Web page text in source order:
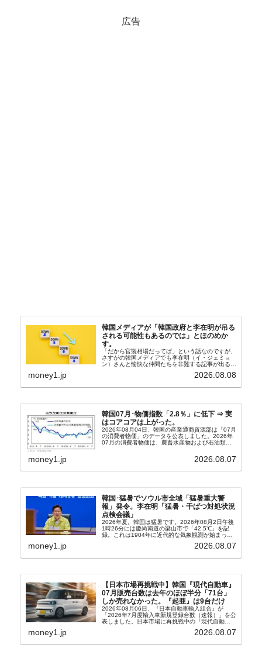
広告
韓国メディアが「韓国政府と李在明が吊る
される可能性もあるのでは」とほのめか
す。
「だから官製相場だってば」という話なのですが、
さすがの韓国メディアでも李在明（イ・ジェミョ
ン）さんと愉快な仲間たちを非難する記事が出るよ
『朝鮮日報』に面白い記事が出ています。「東西南
money1.jp 2026.08.08
韓国07月･物価指数「2.8％」に低下 ⇒ 実
はコアコアは上がった。
2026年08月04日、韓国の産業通商資源部は「07月
の消費者物価」のデータを公表しました。2026年
07月の消費者物価は、農畜水産物および石油類の
2.8％上昇（06月は3.2％）となり、上昇率は前...
money1.jp 2026.08.07
韓国･猛暑でソウル市全域「猛暑重大警
報」発令。李在明「猛暑・干ばつ対処状況
点検会議」
2026年夏。韓国は猛暑です。2026年08月2日午後
1時26分には慶尚南道の梁山市で「42.5℃」を記
録。これは1904年に近代的な気象観測が始まって
ウル市全域への「猛暑重大警報」が発令され...
money1.jp 2026.08.07
【日本市場再挑戦中】韓国『現代自動車』
07月販売台数は去年のほぼ半分「71台」
しか売れなかった。『起亜』は9台だけ
2026年08月06日、『日本自動車輸入組合』が
「2026年7月度輸入車新規登録台数（速報）」を公
表しました。日本市場に再挑戦中の『現代自動
車』、また日本市場を攻略したい『BYD』の販売
台数はこの中に捉えられているはずです。先月から
money1.jp 2026.08.07